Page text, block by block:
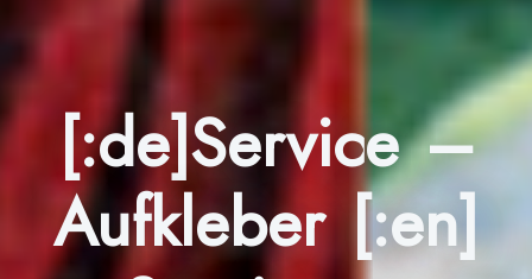
[:de]Service –
Aufkleber [:en]